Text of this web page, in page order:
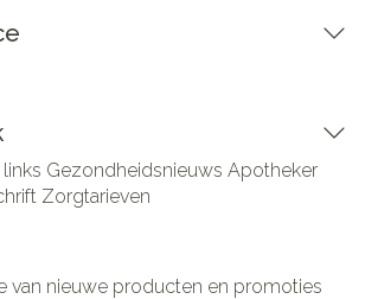
Gezondheidsnieuws Apotheker
Zorgtarieven
van nieuwe producten en promoties